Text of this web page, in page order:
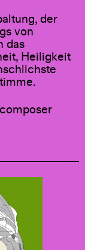
der
von
das
Heiligkeit